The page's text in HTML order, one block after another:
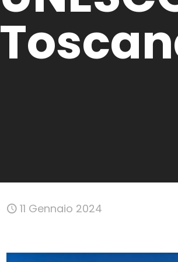
11 Gennaio 2024